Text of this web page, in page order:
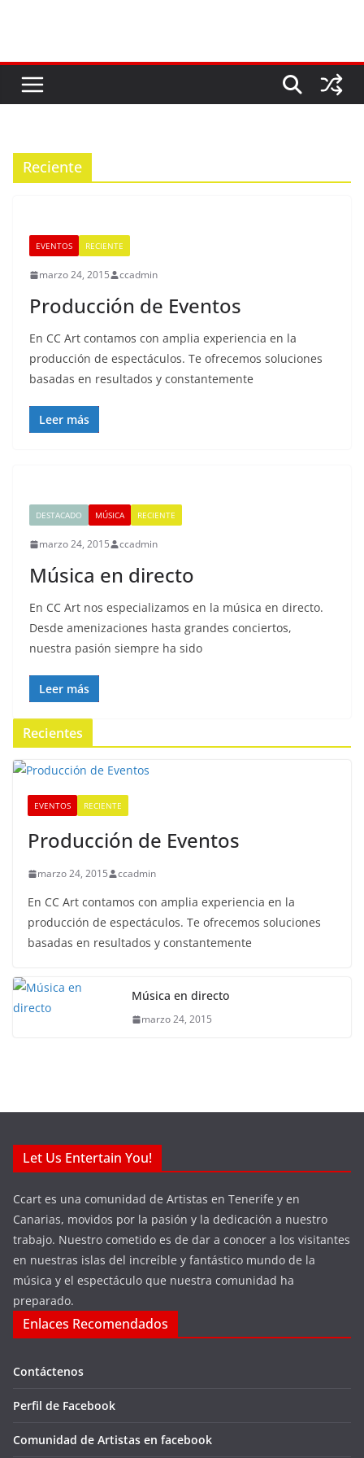
Reciente
EVENTOS RECIENTE
marzo 24, 2015 ccadmin
Producción de Eventos
En CC Art contamos con amplia experiencia en la
producción de espectáculos. Te ofrecemos soluciones
basadas en resultados y constantemente
Leer más
DESTACADO MÚSICA RECIENTE
marzo 24, 2015 ccadmin
Música en directo
En CC Art nos especializamos en la música en directo.
Desde amenizaciones hasta grandes conciertos,
nuestra pasión siempre ha sido
Leer más
Recientes
EVENTOS RECIENTE
Producción de Eventos
marzo 24, 2015 ccadmin
En CC Art contamos con amplia experiencia en la
producción de espectáculos. Te ofrecemos soluciones
basadas en resultados y constantemente
Música en directo
marzo 24, 2015
Let Us Entertain You!
Ccart es una comunidad de Artistas en Tenerife y en
Canarias, movidos por la pasión y la dedicación a nuestro
trabajo. Nuestro cometido es de dar a conocer a los visitantes
en nuestras islas del increíble y fantástico mundo de la
música y el espectáculo que nuestra comunidad ha
preparado.
Enlaces Recomendados
Contáctenos
Perfil de Facebook
Comunidad de Artistas en facebook